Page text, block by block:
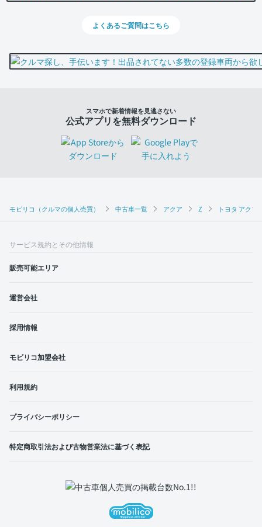
モビリコ（クルマの個人売買） 中古車一覧 アクア Z トヨタ アク
よくあるご質問はこちら
スマホで新着情報を見逃さない
公式アプリを無料ダウンロード
サービス規約とその他情報
販売可能エリア
運営会社
採用情報
モビリコ加盟会社
利用規約
プライバシーポリシー
特定商取引法および古物営業法に基づく表記